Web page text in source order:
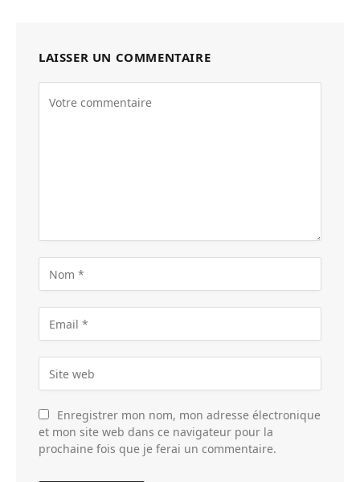
LAISSER UN COMMENTAIRE
Enregistrer mon nom, mon adresse électronique
et mon site web dans ce navigateur pour la
prochaine fois que je ferai un commentaire.